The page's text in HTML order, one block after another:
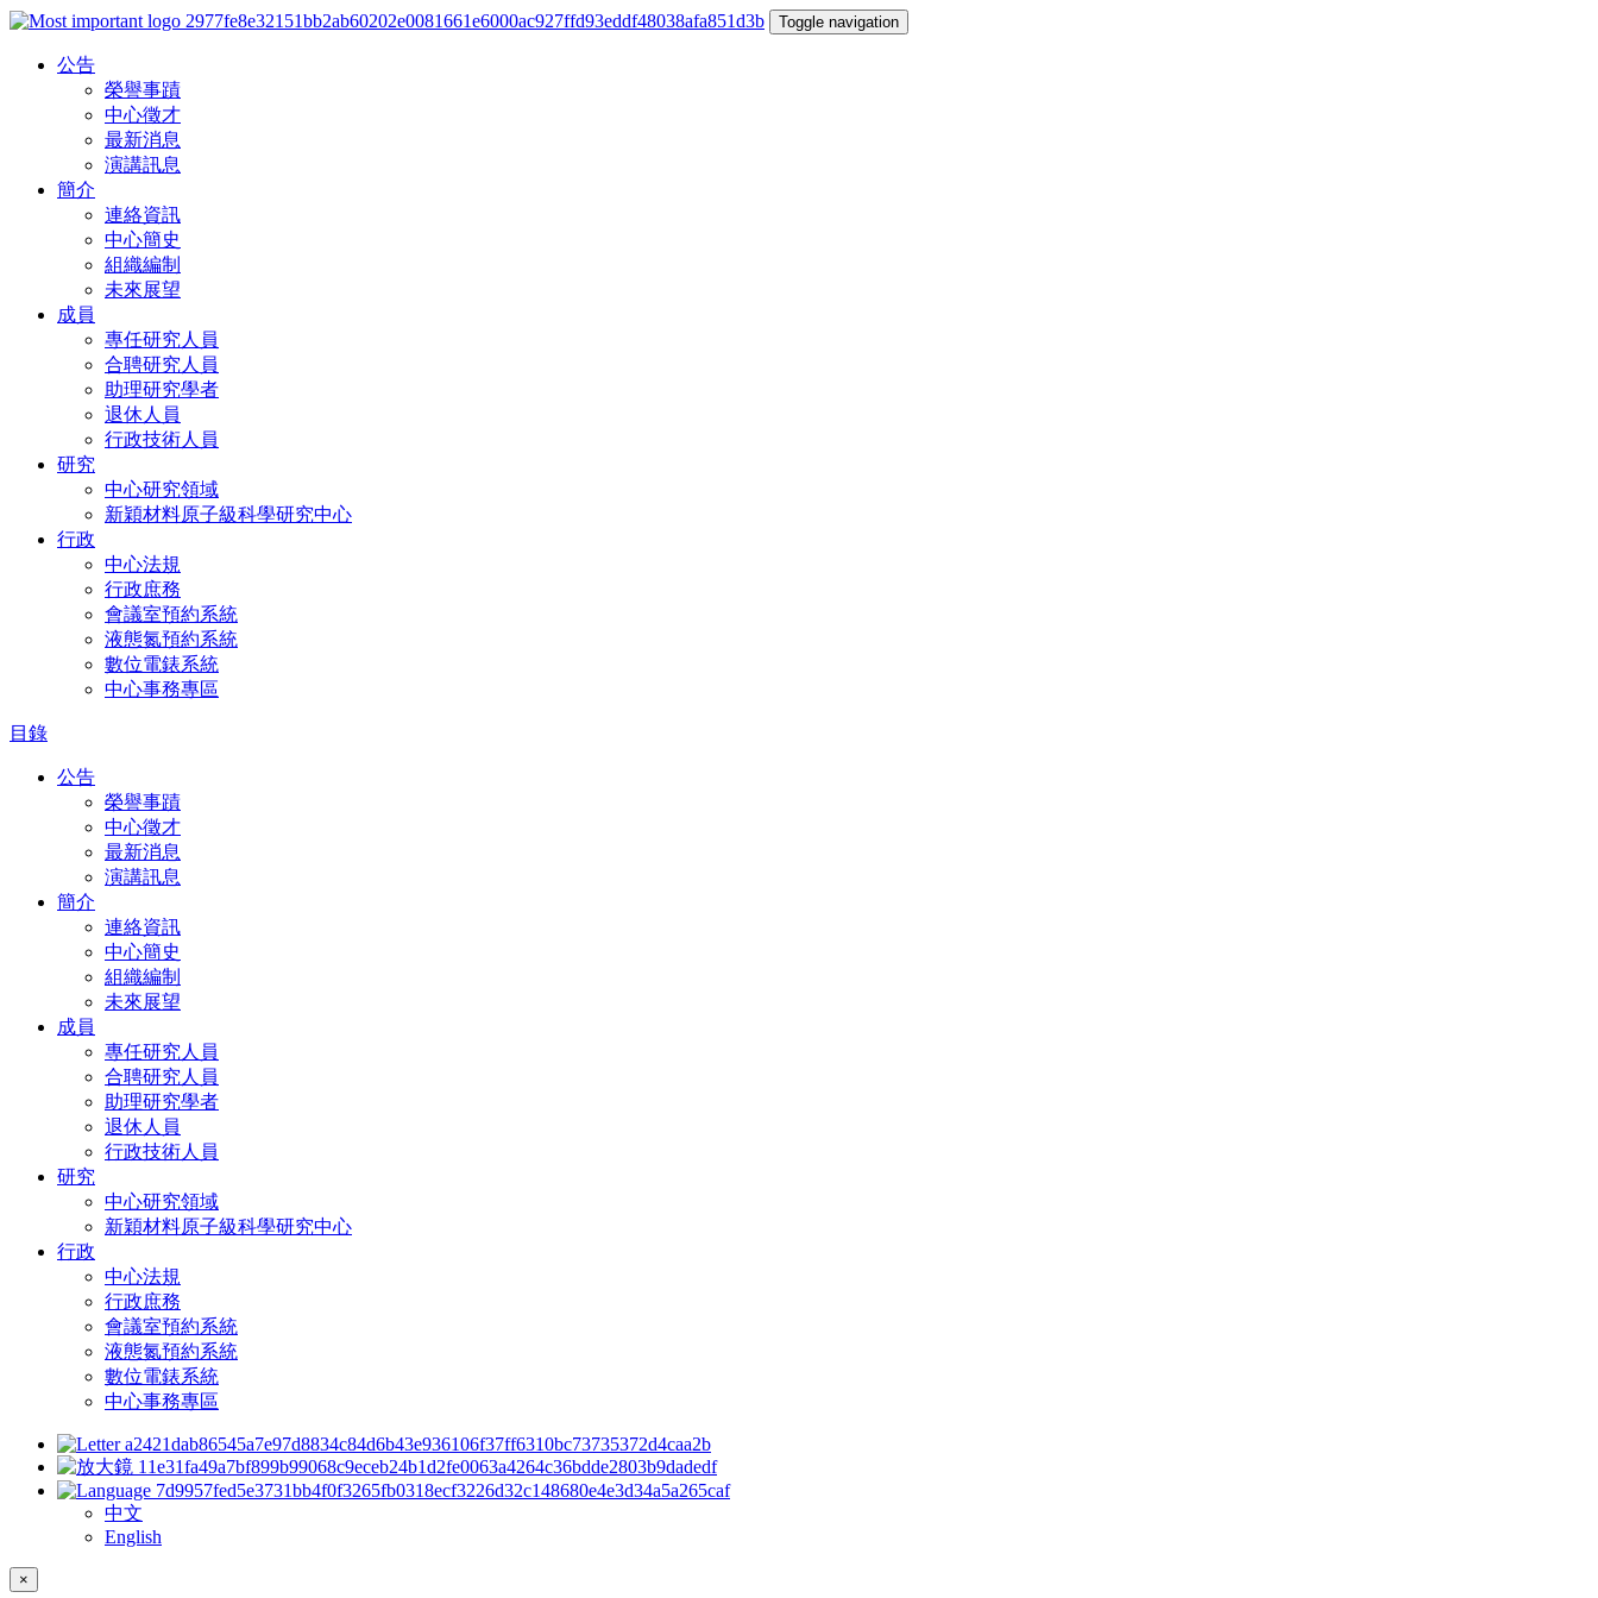
Toggle navigation
公告
榮譽事蹟
中心徵才
最新消息
演講訊息
簡介
連絡資訊
中心簡史
組織編制
未來展望
成員
專任研究人員
合聘研究人員
助理研究學者
退休人員
行政技術人員
研究
中心研究領域
新穎材料原子級科學研究中心
行政
中心法規
行政庶務
會議室預約系統
液態氮預約系統
數位電錶系統
中心事務專區
目錄
公告
榮譽事蹟
中心徵才
最新消息
演講訊息
簡介
連絡資訊
中心簡史
組織編制
未來展望
成員
專任研究人員
合聘研究人員
助理研究學者
退休人員
行政技術人員
研究
中心研究領域
新穎材料原子級科學研究中心
行政
中心法規
行政庶務
會議室預約系統
液態氮預約系統
數位電錶系統
中心事務專區
中文
English
×